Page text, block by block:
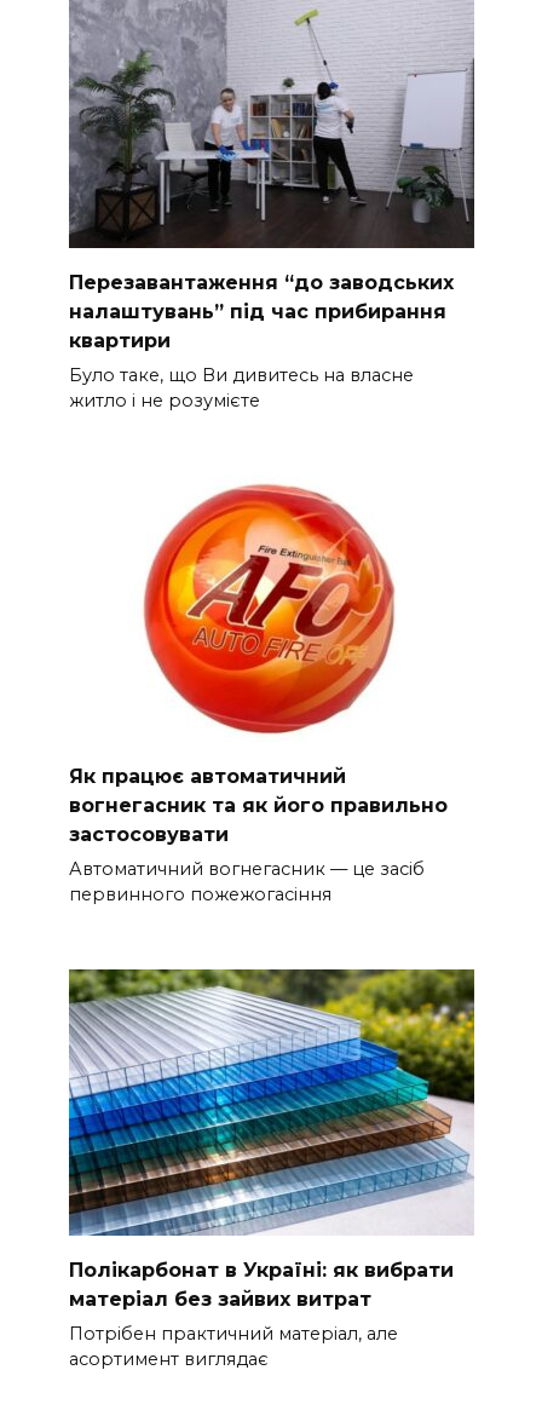
Перезавантаження “до заводських
налаштувань” під час прибирання
квартири
Було таке, що Ви дивитесь на власне
житло і не розумієте
Як працює автоматичний
вогнегасник та як його правильно
застосовувати
Автоматичний вогнегасник — це засіб
первинного пожежогасіння
Полікарбонат в Україні: як вибрати
матеріал без зайвих витрат
Потрібен практичний матеріал, але
асортимент виглядає